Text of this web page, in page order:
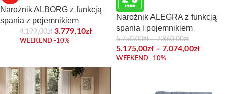
Narożnik ALBORG z funkcją
spania z pojemnikiem
4.199,00zł 3.779,10zł
WEEKEND -10%
Narożnik ALEGRA z funkcją
spania i pojemnikiem
5.750,00zł – 7.860,00zł
5.175,00zł – 7.074,00zł
WEEKEND -10%